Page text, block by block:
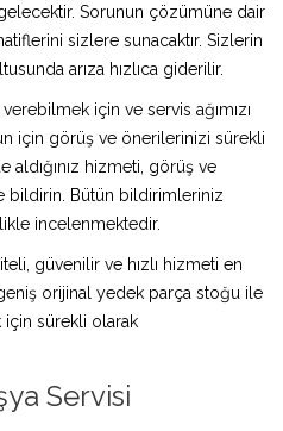
Sorunun çözümüne dair
sizlere sunacaktır. Sizlerin
arıza hızlıca giderilir.
için ve servis ağımızı
için görüş ve önerilerinizi sürekli
aldığınız hizmeti, görüş ve
bildirin. Bütün bildirimleriniz
incelenmektedir.
güvenilir ve hızlı hizmeti en
orijinal yedek parça stoğu ile
sürekli olarak
Servisi